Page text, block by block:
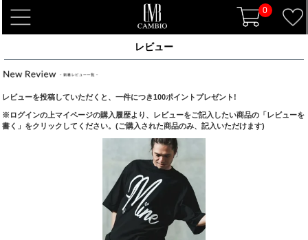
0
t
o
e
n
レビュー
レビューを投稿していただくと、一件につき100ポイントプレゼント!
※ログインの上マイページの購入履歴より、レビューをご記入したい商品の「レビューを
書く」をクリックしてください。(ご購入された商品のみ、記入いただけます)